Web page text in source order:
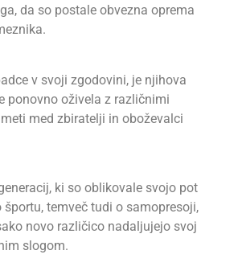
da so postale obvezna oprema
v svoji zgodovini, je njihova
ponovno oživela z različnimi
med zbiratelji in oboževalci
ki so oblikovale svojo pot
temveč tudi o samopresoji,
novo različico nadaljujejo svoj
slogom.